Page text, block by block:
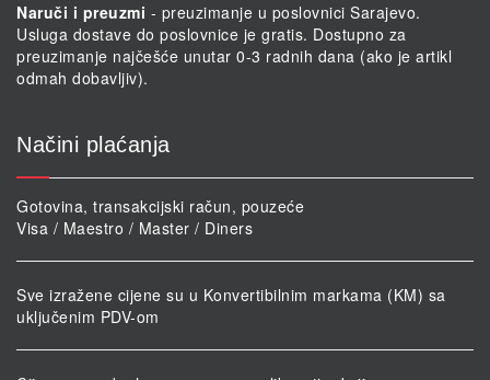
Naruči i preuzmi - preuzimanje u poslovnici Sarajevo.
Usluga dostave do poslovnice je gratis. Dostupno za
preuzimanje najčešće unutar 0-3 radnih dana (ako je artikl
odmah dobavljiv).
Načini plaćanja
Gotovina, transakcijski račun, pouzeće
Visa / Maestro / Master / Diners
Sve izražene cijene su u Konvertibilnim markama (KM) sa
uključenim PDV-om